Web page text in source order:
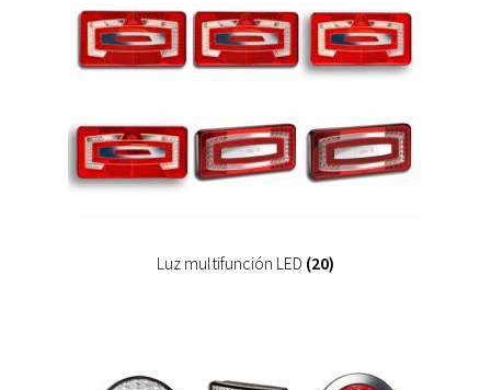
Luz multifunción LED (20)